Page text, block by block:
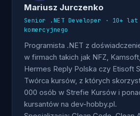
Mariusz Jurczenko
Senior .NET Developer · 10+ lat
komercyjnego
Programista .NET z
w firmach takich jak NFZ,
Hermes Reply Polska czy Etisoft
Twórca kursów, z których
000 osób w Strefie Kursów i
kursantów na dev-hobby.pl.